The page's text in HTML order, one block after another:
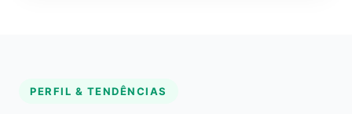
PERFIL & TENDÊNCIAS